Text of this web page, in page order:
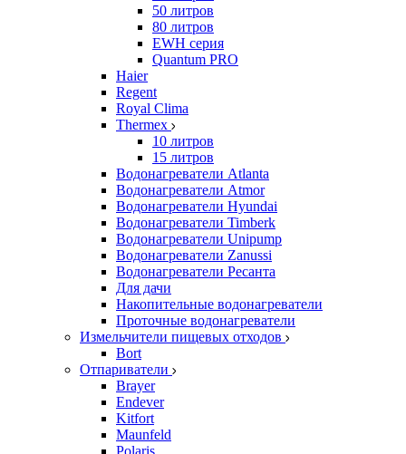
50 литров
80 литров
EWH серия
Quantum PRO
Haier
Regent
Royal Clima
Thermex
10 литров
15 литров
Водонагреватели Atlanta
Водонагреватели Atmor
Водонагреватели Hyundai
Водонагреватели Timberk
Водонагреватели Unipump
Водонагреватели Zanussi
Водонагреватели Ресанта
Для дачи
Накопительные водонагреватели
Проточные водонагреватели
Измельчители пищевых отходов
Bort
Отпариватели
Brayer
Endever
Kitfort
Maunfeld
Polaris